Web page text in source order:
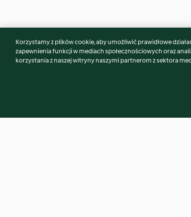
Może spodoba Ci się
Korzystamy z plików cookie, aby umożliwić prawidłowe
zapewnienia funkcji w mediach społecznościowych oraz
korzystania z naszej witryny naszymi partnerom z sektora